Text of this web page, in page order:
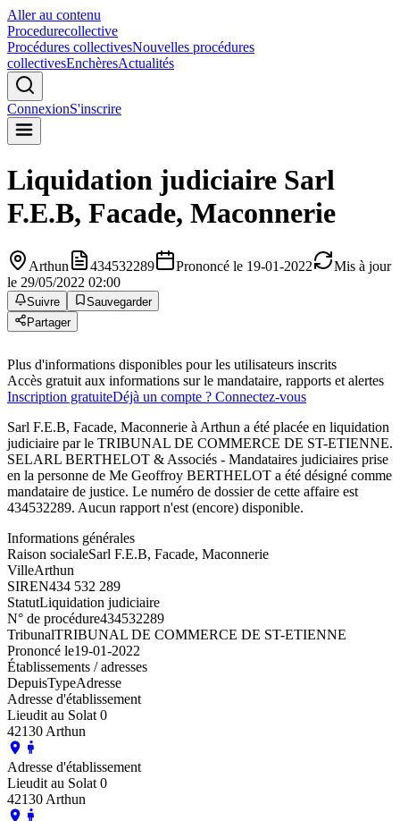
Aller au contenu
Procedurecollective
Procédures collectivesNouvelles procédures
collectivesEnchèresActualités
ConnexionS'inscrire
Liquidation judiciaire Sarl
F.E.B, Facade, Maconnerie
Arthun 434532289 Prononcé le 19-01-2022
Mis à jour
le 29/05/2022 02:00
Suivre
Sauvegarder
Partager
Plus d'informations disponibles pour les utilisateurs inscrits
Accès gratuit aux informations sur le mandataire, rapports et alertes
Inscription gratuiteDéjà un compte ? Connectez-vous
Sarl F.E.B, Facade, Maconnerie à Arthun a été placée en liquidation
judiciaire par le TRIBUNAL DE COMMERCE DE ST-ETIENNE.
SELARL BERTHELOT & Associés - Mandataires judiciaires prise
en la personne de Me Geoffroy BERTHELOT a été désigné comme
mandataire de justice. Le numéro de dossier de cette affaire est
434532289. Aucun rapport n'est (encore) disponible.
Informations générales
Raison socialeSarl F.E.B, Facade, Maconnerie
VilleArthun
SIREN434 532 289
StatutLiquidation judiciaire
N° de procédure434532289
TribunalTRIBUNAL DE COMMERCE DE ST-ETIENNE
Prononcé le19-01-2022
Établissements / adresses
DepuisTypeAdresse
Adresse d'établissement
Lieudit au Solat 0
42130 Arthun
Adresse d'établissement
Lieudit au Solat 0
42130 Arthun